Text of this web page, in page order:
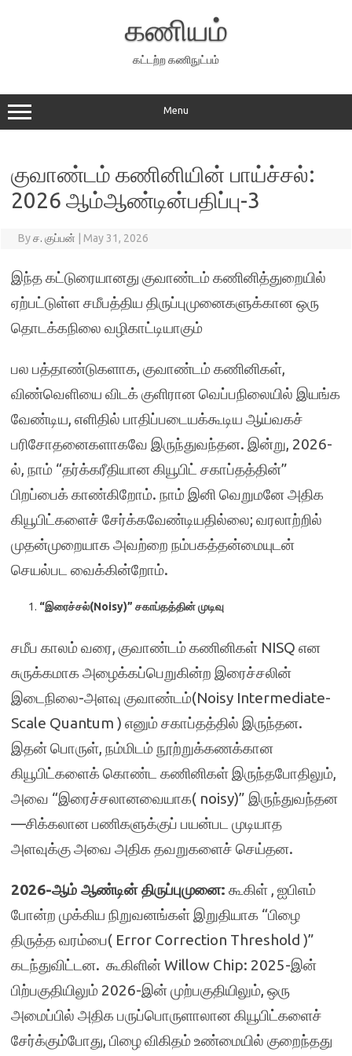
கணியம்
கட்டற்ற கணிநுட்பம்
Menu
குவாண்டம் கணினியின் பாய்ச்சல்:
2026 ஆம்ஆண்டின்பதிப்பு-3
Byச. குப்பன் May 31, 2026
இந்த கட்டுரையானது குவாண்டம் கணினித்துறையில்
ஏற்பட்டுள்ள சமீபத்திய திருப்புமுனைகளுக்கான ஒரு
தொடக்கநிலை வழிகாட்டியாகும்
பல பத்தாண்டுகளாக, குவாண்டம் கணினிகள்,
விண்வெளியை விடக் குளிரான வெப்பநிலையில் இயங்க
வேண்டிய, எளிதில் பாதிப்படையக்கூடிய ஆய்வகச்
பரிசோதனைகளாகவே இருந்துவந்தன. இன்று, 2026-
ல், நாம் “தர்க்கரீதியான கியூபிட் சகாப்தத்தின்”
பிறப்பைக் காண்கிறோம். நாம் இனி வெறுமனே அதிக
கியூபிட்களைச் சேர்க்கவேண்டியதில்லை; வரலாற்றில்
முதன்முறையாக அவற்றை நம்பகத்தன்மையுடன்
செயல்பட வைக்கின்றோம்.
“இரைச்சல்(Noisy)” சகாப்தத்தின் முடிவு
சமீப காலம் வரை, குவாண்டம் கணினிகள் NISQ என
சுருக்கமாக அழைக்கப்பெறுகின்ற இரைச்சலின்
இடைநிலை-அளவு குவாண்டம்(Noisy Intermediate-
Scale Quantum ) எனும் சகாப்தத்தில் இருந்தன.
இதன் பொருள், நம்மிடம் நூற்றுக்கணக்கான
கியூபிட்களைக் கொண்ட கணினிகள் இருந்தபோதிலும்,
அவை “இரைச்சலானவையாக( noisy)” இருந்துவந்தன
—சிக்கலான பணிகளுக்குப் பயன்பட முடியாத
அளவுக்கு அவை அதிக தவறுகளைச் செய்தன.
2026-ஆம் ஆண்டின் திருப்புமுனை: கூகிள் , ஐபிஎம்
போன்ற முக்கிய நிறுவனங்கள் இறுதியாக “பிழை
திருத்த வரம்பை( Error Correction Threshold )”
கடந்துவிட்டன. கூகிளின் Willow Chip: 2025-இன்
பிற்பகுதியிலும் 2026-இன் முற்பகுதியிலும், ஒரு
அமைப்பில் அதிக பருப்பொருளாலான கியூபிட்களைச்
சேர்க்கும்போது, பிழை விகிதம் உண்மையில் குறைந்தது